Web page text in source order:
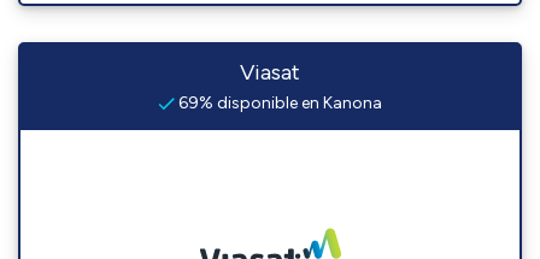
Viasat
69% disponible en Kanona